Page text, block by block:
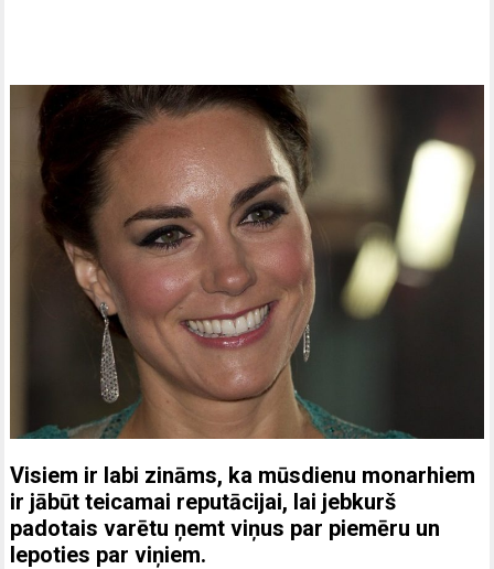
Visiem ir labi zināms, ka mūsdienu monarhiem
ir jābūt teicamai reputācijai, lai jebkurš
padotais varētu ņemt viņus par piemēru un
lepoties par viņiem.